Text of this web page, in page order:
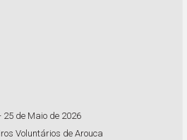
de Maio de 2026
Voluntários de Arouca